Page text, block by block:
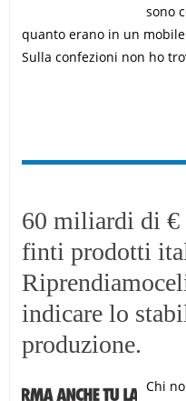
sono
quanto erano in un
Sulla confezioni non ho
60 miliardi di €
finti prodotti
indicare lo
produzione.
Chi